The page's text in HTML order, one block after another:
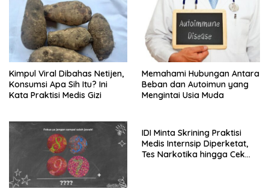
Kimpul Viral Dibahas Netijen,
Konsumsi Apa Sih Itu? Ini
Kata Praktisi Medis Gizi
Memahami Hubungan Antara
Beban dan Autoimun yang
Mengintai Usia Muda
IDI Minta Skrining Praktisi
Medis Internsip Diperketat,
Tes Narkotika hingga Cek